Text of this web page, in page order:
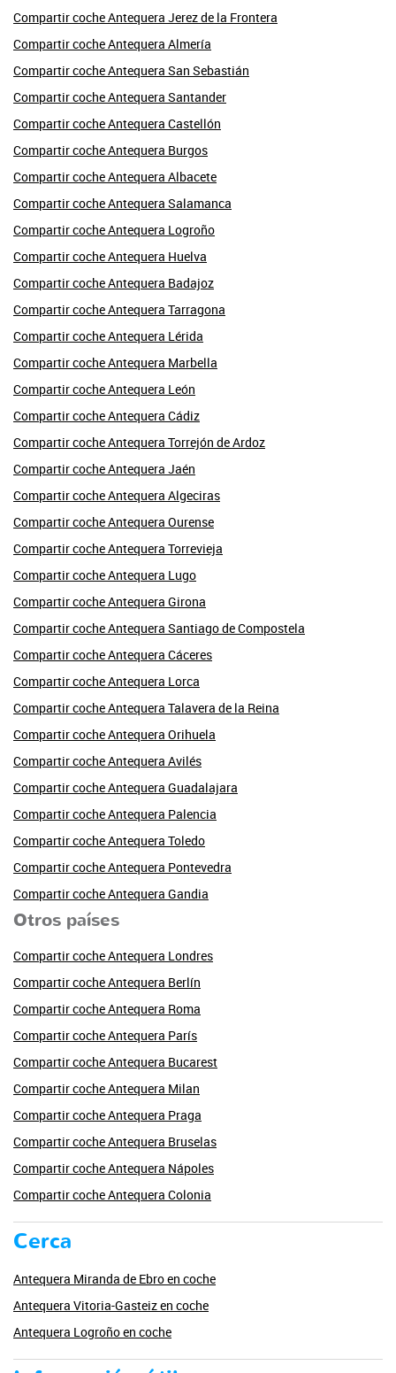
Compartir coche Antequera Jerez de la Frontera
Compartir coche Antequera Almería
Compartir coche Antequera San Sebastián
Compartir coche Antequera Santander
Compartir coche Antequera Castellón
Compartir coche Antequera Burgos
Compartir coche Antequera Albacete
Compartir coche Antequera Salamanca
Compartir coche Antequera Logroño
Compartir coche Antequera Huelva
Compartir coche Antequera Badajoz
Compartir coche Antequera Tarragona
Compartir coche Antequera Lérida
Compartir coche Antequera Marbella
Compartir coche Antequera León
Compartir coche Antequera Cádiz
Compartir coche Antequera Torrejón de Ardoz
Compartir coche Antequera Jaén
Compartir coche Antequera Algeciras
Compartir coche Antequera Ourense
Compartir coche Antequera Torrevieja
Compartir coche Antequera Lugo
Compartir coche Antequera Girona
Compartir coche Antequera Santiago de Compostela
Compartir coche Antequera Cáceres
Compartir coche Antequera Lorca
Compartir coche Antequera Talavera de la Reina
Compartir coche Antequera Orihuela
Compartir coche Antequera Avilés
Compartir coche Antequera Guadalajara
Compartir coche Antequera Palencia
Compartir coche Antequera Toledo
Compartir coche Antequera Pontevedra
Compartir coche Antequera Gandia
Otros países
Compartir coche Antequera Londres
Compartir coche Antequera Berlín
Compartir coche Antequera Roma
Compartir coche Antequera París
Compartir coche Antequera Bucarest
Compartir coche Antequera Milan
Compartir coche Antequera Praga
Compartir coche Antequera Bruselas
Compartir coche Antequera Nápoles
Compartir coche Antequera Colonia
Cerca
Antequera Miranda de Ebro en coche
Antequera Vitoria-Gasteiz en coche
Antequera Logroño en coche